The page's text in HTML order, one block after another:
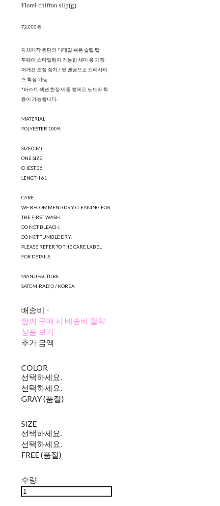
Floral chiffon slip(g)
72,000원
자체제작 원단의 디테일 쉬폰 슬립 탑
투웨이 스타일링이 가능한 세미 롱 기장
어깨끈 조절 장치 / 뒷 밴딩으로 프리사이
즈 착장 가능
*바스트 섹션 한정 이중 봉제로 노브라 착
용이 가능합니다.
MATERIAL
POLYESTER 100%
SIZE(CM)
ONE SIZE
CHEST 36
LENGTH 61
CARE
WE RECOMMEND DRY CLEANING FOR
THE FIRST WASH.
DO NOT BLEACH.
DO NOT TUMBLE DRY.
PLEASE REFER TO THE CARE LABEL
FOR DETAILS.
MANUFACTURE
SATOMIRADIO / KOREA
배송비 -
함께 구매 시 배송비 절약
상품 보기
추가 금액
COLOR
선택하세요.
선택하세요.
GRAY (품절)
SIZE
선택하세요.
선택하세요.
FREE (품절)
수량